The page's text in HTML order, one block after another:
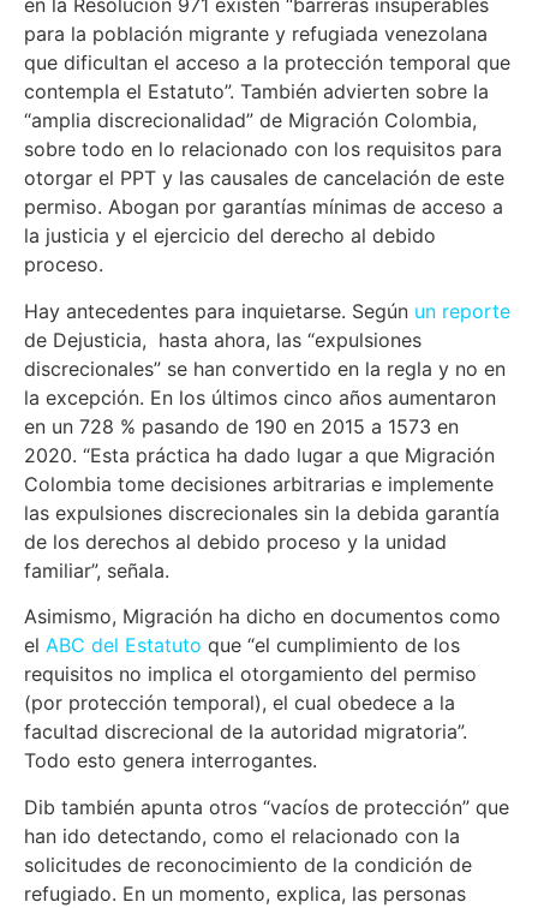
en la Resolución 971 existen “barreras insuperables
para la población migrante y refugiada venezolana
que dificultan el acceso a la protección temporal que
contempla el Estatuto”. También advierten sobre la
“amplia discrecionalidad” de Migración Colombia,
sobre todo en lo relacionado con los requisitos para
otorgar el PPT y las causales de cancelación de este
permiso. Abogan por garantías mínimas de acceso a
la justicia y el ejercicio del derecho al debido
proceso.
Hay antecedentes para inquietarse. Según un reporte
de Dejusticia, hasta ahora, las “expulsiones
discrecionales” se han convertido en la regla y no en
la excepción. En los últimos cinco años aumentaron
en un 728 % pasando de 190 en 2015 a 1573 en
2020. “Esta práctica ha dado lugar a que Migración
Colombia tome decisiones arbitrarias e implemente
las expulsiones discrecionales sin la debida garantía
de los derechos al debido proceso y la unidad
familiar”, señala.
Asimismo, Migración ha dicho en documentos como
el ABC del Estatuto que “el cumplimiento de los
requisitos no implica el otorgamiento del permiso
(por protección temporal), el cual obedece a la
facultad discrecional de la autoridad migratoria”.
Todo esto genera interrogantes.
Dib también apunta otros “vacíos de protección” que
han ido detectando, como el relacionado con la
solicitudes de reconocimiento de la condición de
refugiado. En un momento, explica, las personas